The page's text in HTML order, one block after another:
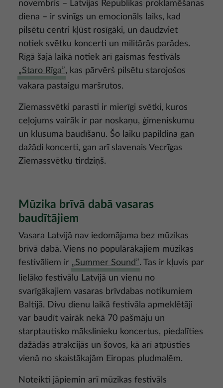
novembris – Latvijas Republikas proklamēšanas
diena – ir svinīgs un emocionāls laiks, kad
pilsētu centri kļūst rosīgāki, un daudzviet
notiek svētku koncerti un militārās parādes.
Rīgā šajā laikā notiek arī gaismas festivāls
„Staro Rīga”, kas pārvērš pilsētu starojošos
vakara pastaigu maršrutos.
Ziemassvētki parasti ir mierīgi svētki, kuros
ceļojums vairāk ir par noskaņu, ģimeniskumu
un klusuma baudīšanu. Šo laiku papildina gan
dažādi koncerti, gan arī slavenais Vecrīgas
Ziemassvētku tirdziņš.
Mūzika brīvā dabā vasaras
baudītājiem
Vasara Latvijā nav iedomājama bez mūzikas
brīvā dabā. Viens no populārākajiem mūzikas
festivāliem ir „Summer Sound”. Tas ir kļuvis par
lielāko festivālu Latvijā un vienu no
svarīgākajiem vasaras brīvdabas notikumiem
Baltijā. Divu dienu laikā festivāla apmeklētāji
var baudīt vairāk nekā 70 pašmāju un
starptautisko mākslinieku koncertus, piedalīties
dažādās atrakcijās un šovos, kā arī atpūsties
vienā no skaistākajām Eiropas pludmalēm.
Noteikti jāpiemin arī mūzikas festivāls